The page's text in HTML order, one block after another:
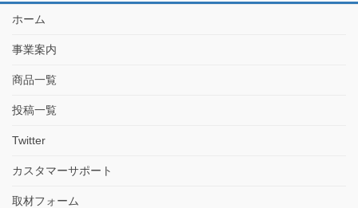
ホーム
事業案内
商品一覧
投稿一覧
Twitter
カスタマーサポート
取材フォーム